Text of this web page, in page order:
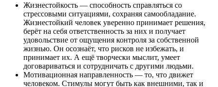
Жизнестойкость — способность справляться со
стрессовыми ситуациями, сохраняя самообладание.
Жизнестойкий человек уверенно принимает решения,
берёт на себя ответственность за них и получает
удовольствие от ощущения контроля за собственной
жизнью. Он осознаёт, что рисков не избежать, и
принимает их. А ещё творчески мыслит, умеет
договариваться и сотрудничать с другими людьми.
Мотивационная направленность — то, что движет
человеком. Стимулы могут быть как внешними, так и